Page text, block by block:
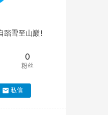
雪至山巅！
0
粉丝
私信